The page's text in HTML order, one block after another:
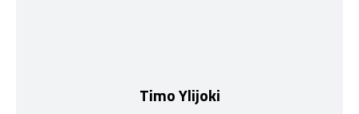
Timo Ylijoki